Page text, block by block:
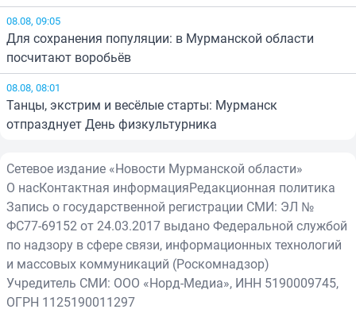
08.08, 09:05
Для сохранения популяции: в Мурманской области
посчитают воробьёв
08.08, 08:01
Танцы, экстрим и весёлые старты: Мурманск
отпразднует День физкультурника
Сетевое издание «Новости Мурманской области»
О насКонтактная информацияРедакционная политика
Запись о государственной регистрации СМИ: ЭЛ №
ФС77-69152 от 24.03.2017 выдано Федеральной службой
по надзору в сфере связи, информационных технологий
и массовых коммуникаций (Роскомнадзор)
Учредитель СМИ: ООО «Норд-Медиа», ИНН 5190009745,
ОГРН 1125190011297